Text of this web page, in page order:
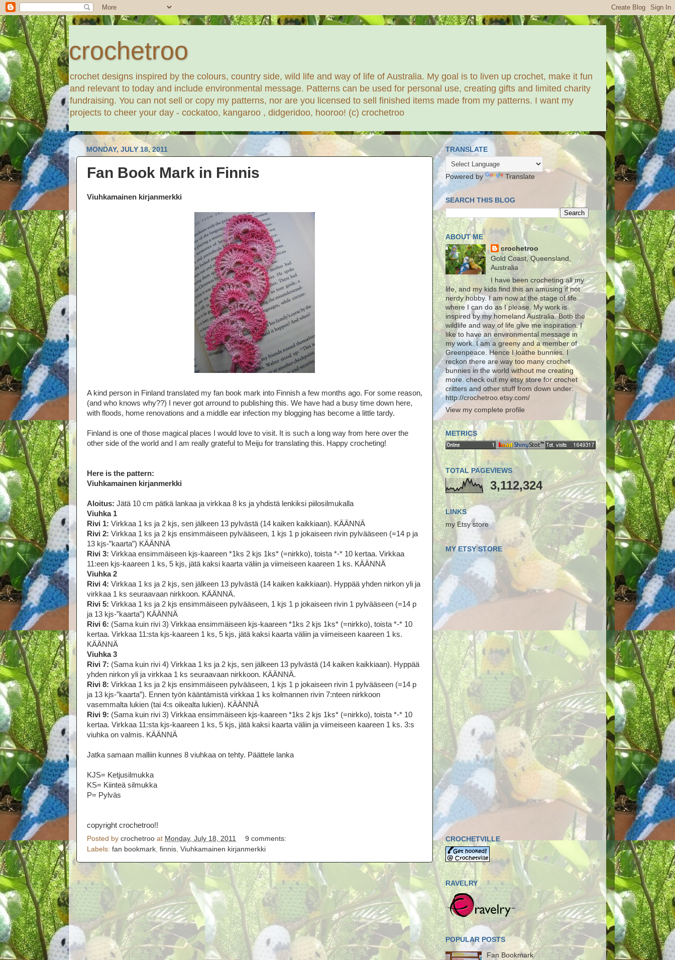
crochetroo
crochet designs inspired by the colours, country side, wild life and way of life of Australia. My goal is to liven up crochet, make it fun
and relevant to today and include environmental message. Patterns can be used for personal use, creating gifts and limited charity
fundraising. You can not sell or copy my patterns, nor are you licensed to sell finished items made from my patterns. I want my
projects to cheer your day - cockatoo, kangaroo , didgeridoo, hooroo! (c) crochetroo
MONDAY, JULY 18, 2011
Fan Book Mark in Finnis
Viuhkamainen kirjanmerkki
A kind person in Finland translated my fan book mark into Finnish a few months ago. For some reason,
(and who knows why??) I never got arround to publishing this. We have had a busy time down here,
with floods, home renovations and a middle ear infection my blogging has become a little tardy.
Finland is one of those magical places I would love to visit. It is such a long way from here over the
other side of the world and I am really grateful to Meiju for translating this. Happy crocheting!
Here is the pattern:
Viuhkamainen kirjanmerkki
Aloitus: Jätä 10 cm pätkä lankaa ja virkkaa 8 ks ja yhdistä lenkiksi piilosilmukalla
Viuhka 1
Rivi 1: Virkkaa 1 ks ja 2 kjs, sen jälkeen 13 pylvästä (14 kaiken kaikkiaan). KÄÄNNÄ
Rivi 2: Virkkaa 1 ks ja 2 kjs ensimmäiseen pylvääseen, 1 kjs 1 p jokaiseen rivin pylvääseen (=14 p ja
13 kjs-”kaarta”) KÄÄNNÄ
Rivi 3: Virkkaa ensimmäiseen kjs-kaareen *1ks 2 kjs 1ks* (=nirkko), toista *-* 10 kertaa. Virkkaa
11:een kjs-kaareen 1 ks, 5 kjs, jätä kaksi kaarta väliin ja viimeiseen kaareen 1 ks. KÄÄNNÄ
Viuhka 2
Rivi 4: Virkkaa 1 ks ja 2 kjs, sen jälkeen 13 pylvästä (14 kaiken kaikkiaan). Hyppää yhden nirkon yli ja
virkkaa 1 ks seuraavaan nirkkoon. KÄÄNNÄ.
Rivi 5: Virkkaa 1 ks ja 2 kjs ensimmäiseen pylvääseen, 1 kjs 1 p jokaiseen rivin 1 pylvääseen (=14 p
ja 13 kjs-”kaarta”) KÄÄNNÄ
Rivi 6: (Sama kuin rivi 3) Virkkaa ensimmäiseen kjs-kaareen *1ks 2 kjs 1ks* (=nirkko), toista *-* 10
kertaa. Virkkaa 11:sta kjs-kaareen 1 ks, 5 kjs, jätä kaksi kaarta väliin ja viimeiseen kaareen 1 ks.
KÄÄNNÄ
Viuhka 3
Rivi 7: (Sama kuin rivi 4) Virkkaa 1 ks ja 2 kjs, sen jälkeen 13 pylvästä (14 kaiken kaikkiaan). Hyppää
yhden nirkon yli ja virkkaa 1 ks seuraavaan nirkkoon. KÄÄNNÄ.
Rivi 8: Virkkaa 1 ks ja 2 kjs ensimmäiseen pylvääseen, 1 kjs 1 p jokaiseen rivin 1 pylvääseen (=14 p
ja 13 kjs-”kaarta”). Ennen työn kääntämistä virkkaa 1 ks kolmannen rivin 7:nteen nirkkoon
vasemmalta lukien (tai 4:s oikealta lukien). KÄÄNNÄ
Rivi 9: (Sama kuin rivi 3) Virkkaa ensimmäiseen kjs-kaareen *1ks 2 kjs 1ks* (=nirkko), toista *-* 10
kertaa. Virkkaa 11:sta kjs-kaareen 1 ks, 5 kjs, jätä kaksi kaarta väliin ja viimeiseen kaareen 1 ks. 3:s
viuhka on valmis. KÄÄNNÄ
Jatka samaan malliin kunnes 8 viuhkaa on tehty. Päättele lanka
KJS= Ketjusilmukka
KS= Kiinteä silmukka
P= Pylväs
copyright crochetroo!!
Posted by crochetroo at Monday, July 18, 2011
9 comments:
Labels: fan bookmark, finnis, Viuhkamainen kirjanmerkki
TRANSLATE
Powered by Translate
SEARCH THIS BLOG
ABOUT ME
crochetroo
Gold Coast, Queensland,
Australia
I have been crocheting all my
life, and my kids find this an amusing if not
nerdy hobby. I am now at the stage of life
where I can do as I please. My work is
inspired by my homeland Australia. Both the
wildlife and way of life give me inspiration. I
like to have an environmental message in
my work. I am a greeny and a member of
Greenpeace. Hence I loathe bunnies. I
reckon there are way too many crochet
bunnies in the world without me creating
more. check out my etsy store for crochet
critters and other stuff from down under:
http://crochetroo.etsy.com/
View my complete profile
METRICS
TOTAL PAGEVIEWS
3,112,324
LINKS
my Etsy store
MY ETSY STORE
CROCHETVILLE
RAVELRY
POPULAR POSTS
Fan Bookmark